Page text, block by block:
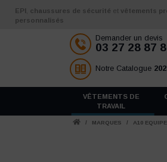
Aller au contenu
EPI chaussures de sécurité et vêtements
personnalisés
Demander un devis
03 27 28 87
Notre Catalogue
VÊTEMENTS DE
TRAVAIL
/ MARQUES / A10